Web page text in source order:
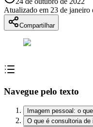
Atualizado em 23 de janeiro
Compartilhar
Navegue pelo texto
Imagem pessoal: o
O que é consultoria de